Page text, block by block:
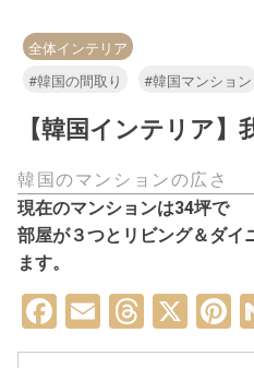
全体インテリア
#韓国の間取り
#韓国マンション
【韓国インテリア】
韓国のマンションの広さ
現在のマンションは34坪で
部屋が３つとリビング＆ダイ
ます。
Facebook
Email X